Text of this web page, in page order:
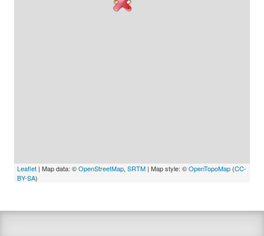
Leaflet | Map data: ©OpenStreetMap, SRTM | Map style: ©OpenTopoMap (CC-
BY-SA)